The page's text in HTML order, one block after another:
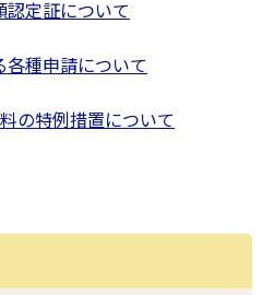
定証について
種申請について
の特例措置について